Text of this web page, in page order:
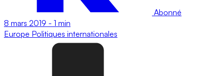
Abonné
8 mars 2019 - 1 min
Europe Politiques internationales